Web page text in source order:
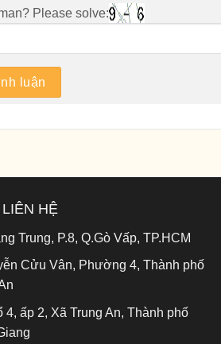
Please solve:
HỆ
Trung, P.8, Q.Gò Vấp, TP.HCM
Cửu Vân, Phường 4, Thành phố
4, ấp 2, Xã Trung An, Thành phố